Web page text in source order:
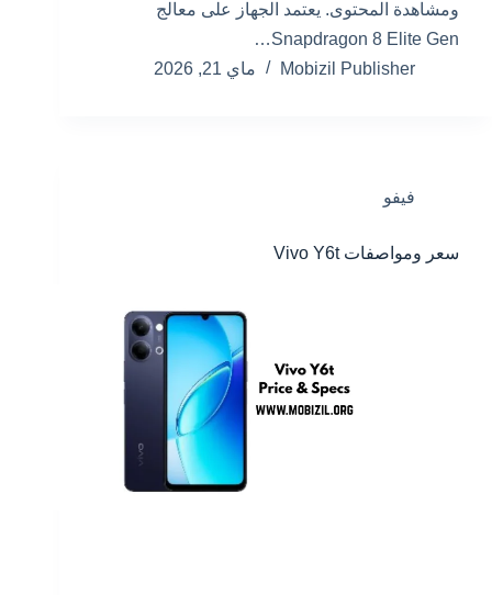
ومشاهدة المحتوى. يعتمد الجهاز على معالج
Snapdragon 8 Elite Gen…
Mobizil Publisher
ماي 21, 2026
فيفو
سعر ومواصفات Vivo Y6t